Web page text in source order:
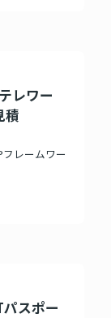
レワー
積
レームワー
スポー